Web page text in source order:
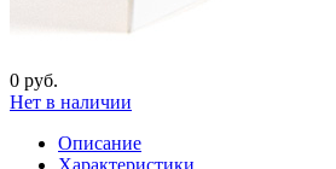
0 руб.
Нет в наличии
Описание
Характеристики